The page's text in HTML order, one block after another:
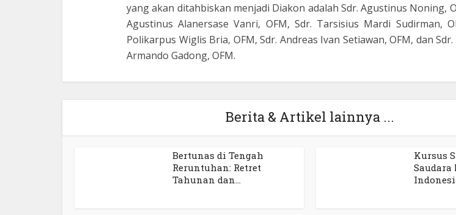
yang akan ditahbiskan menjadi Diakon adalah Sdr. Agustinus Noning,
Agustinus Alanersase Vanri, OFM, Sdr. Tarsisius Mardi Sudirman,
Polikarpus Wiglis Bria, OFM, Sdr. Andreas Ivan Setiawan, OFM, dan
Armando Gadong, OFM.
Berita & Artikel lainnya ...
Bertunas di Tengah
Reruntuhan: Retret
Tahunan dan...
Kursus
Saudara